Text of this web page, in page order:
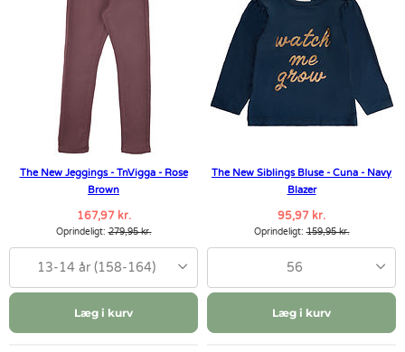
The New Jeggings - TnVigga - Rose
Brown
167,97 kr.
Oprindeligt:279,95 kr.
13-14 år (158-164)
Læg i kurv
The New Siblings Bluse - Cuna - Navy
Blazer
95,97 kr.
Oprindeligt:159,95 kr.
56
Læg i kurv